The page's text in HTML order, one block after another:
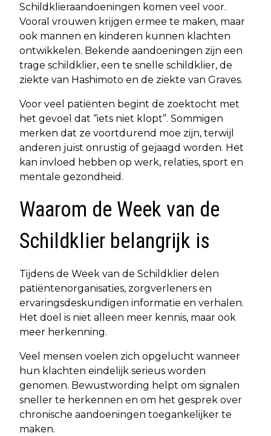
Schildklieraandoeningen komen veel voor.
Vooral vrouwen krijgen ermee te maken, maar
ook mannen en kinderen kunnen klachten
ontwikkelen. Bekende aandoeningen zijn een
trage schildklier, een te snelle schildklier, de
ziekte van Hashimoto en de ziekte van Graves.
Voor veel patiënten begint de zoektocht met
het gevoel dat “iets niet klopt”. Sommigen
merken dat ze voortdurend moe zijn, terwijl
anderen juist onrustig of gejaagd worden. Het
kan invloed hebben op werk, relaties, sport en
mentale gezondheid.
Waarom de Week van de
Schildklier belangrijk is
Tijdens de Week van de Schildklier delen
patiëntenorganisaties, zorgverleners en
ervaringsdeskundigen informatie en verhalen.
Het doel is niet alleen meer kennis, maar ook
meer herkenning.
Veel mensen voelen zich opgelucht wanneer
hun klachten eindelijk serieus worden
genomen. Bewustwording helpt om signalen
sneller te herkennen en om het gesprek over
chronische aandoeningen toegankelijker te
maken.